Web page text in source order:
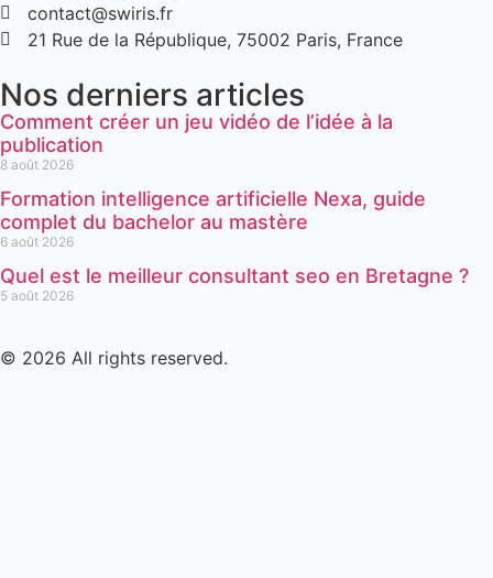
contact@swiris.fr
21 Rue de la République, 75002 Paris, France
Nos derniers articles
Comment créer un jeu vidéo de l’idée à la
publication
8 août 2026
Formation intelligence artificielle Nexa, guide
complet du bachelor au mastère
6 août 2026
Quel est le meilleur consultant seo en Bretagne ?
5 août 2026
© 2026 All rights reserved.